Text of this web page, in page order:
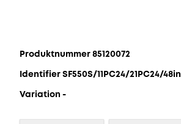
Produktnummer 85120072
Identifier SF550S/11PC24/21PC24/48in
Variation -